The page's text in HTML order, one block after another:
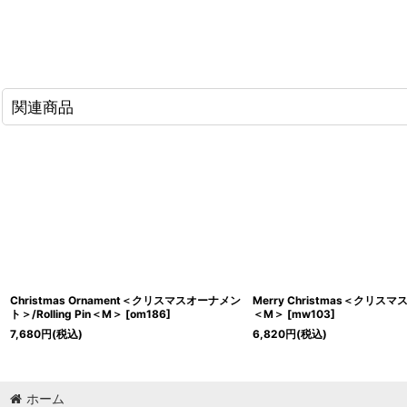
関連商品
Christmas Ornament＜クリスマスオーナメン
ト＞/Rolling Pin＜M＞ [om186]
7,680円(税込)
Merry Christmas＜クリスマ
＜M＞ [mw103]
6,820円(税込)
ホーム